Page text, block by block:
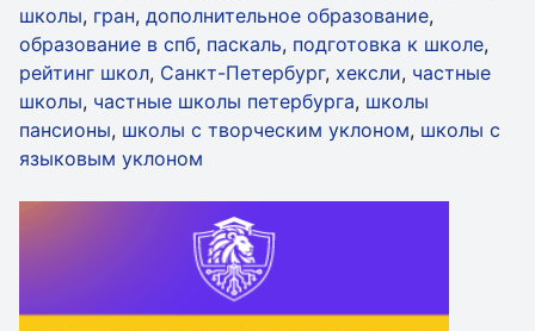
школы, гран, дополнительное образование,
образование в спб, паскаль, подготовка к школе,
рейтинг школ, Санкт-Петербург, хексли, частные
школы, частные школы петербурга, школы
пансионы, школы с творческим уклоном, школы с
языковым уклоном